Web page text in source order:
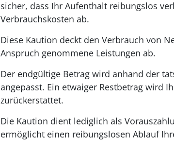
sicher, dass Ihr Aufenthalt reibungslos
Verbrauchskosten ab.
Diese Kaution deckt den Verbrauch von
Anspruch genommene Leistungen ab.
Der endgültige Betrag wird anhand der
angepasst. Ein etwaiger Restbetrag wird
zurückerstattet.
Die Kaution dient lediglich als
ermöglicht einen reibungslosen Ablauf